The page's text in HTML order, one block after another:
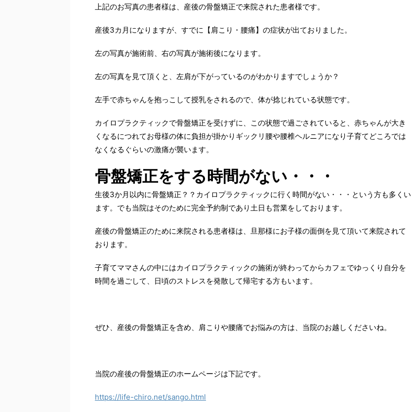
上記のお写真の患者様は、産後の骨盤矯正で来院された患者様です。
産後3カ月になりますが、すでに【肩こり・腰痛】の症状が出ておりました。
左の写真が施術前、右の写真が施術後になります。
左の写真を見て頂くと、左肩が下がっているのがわかりますでしょうか？
左手で赤ちゃんを抱っこして授乳をされるので、体が捻じれている状態です。
カイロプラクティックで骨盤矯正を受けずに、この状態で過ごされていると、赤ちゃんが大き
くなるにつれてお母様の体に負担が掛かりギックリ腰や腰椎ヘルニアになり子育てどころでは
なくなるぐらいの激痛が襲います。
骨盤矯正をする時間がない・・・
生後3か月以内に骨盤矯正？？カイロプラクティックに行く時間がない・・・という方も多くい
ます。でも当院はそのために完全予約制であり土日も営業をしております。
産後の骨盤矯正のために来院される患者様は、旦那様にお子様の面倒を見て頂いて来院されて
おります。
子育てママさんの中にはカイロプラクティックの施術が終わってからカフェでゆっくり自分を
時間を過ごして、日頃のストレスを発散して帰宅する方もいます。
ぜひ、産後の骨盤矯正を含め、肩こりや腰痛でお悩みの方は、当院のお越しくださいね。
当院の産後の骨盤矯正のホームページは下記です。
https://life-chiro.net/sango.html